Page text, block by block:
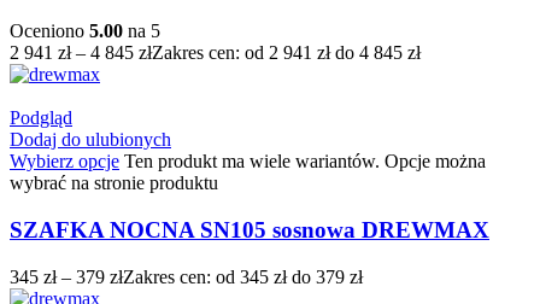
Oceniono 5.00 na 5
2 941 zł – 4 845 złZakres cen: od 2 941 zł do 4 845 zł
Podgląd
Dodaj do ulubionych
Wybierz opcje Ten produkt ma wiele wariantów. Opcje można
wybrać na stronie produktu
SZAFKA NOCNA SN105 sosnowa DREWMAX
345 zł – 379 złZakres cen: od 345 zł do 379 zł